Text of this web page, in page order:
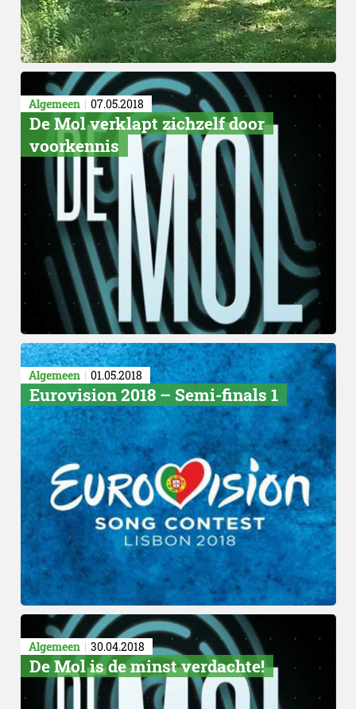
Algemeen 07.05.2018
De Mol verklapt zichzelf door
voorkennis
Algemeen 01.05.2018
Eurovision 2018 – Semi-finals 1
Algemeen 30.04.2018
De Mol is de minst verdachte!